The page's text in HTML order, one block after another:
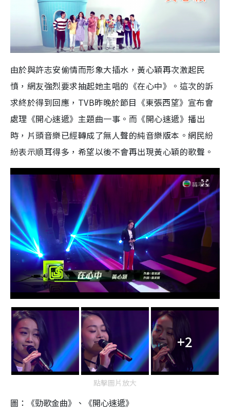
由於與許志安偷情而形象大插水，黃心穎再次激起民
憤，網友強烈要求抽起她主唱的《在心中》。這次的訴
求終於得到回應， TVB昨晚於節目《東張西望》宣布會
處理《開心速遞》主題曲一事。而《開心速遞》播出
時，片頭音樂已經轉成了無人聲的純音樂版本。網民紛
紛表示順耳得多，希望以後不會再出現黃心穎的歌聲。
+2
點擊圖片放大
圖：《勁歌金曲》、《開心速遞》